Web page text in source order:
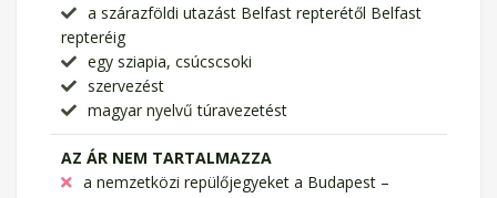
a szárazföldi utazást Belfast repterétől Belfast
repteréig
egy sziapia, csúcscsoki
szervezést
magyar nyelvű túravezetést
AZ ÁR NEM TARTALMAZZA
a nemzetközi repülőjegyeket a Budapest –